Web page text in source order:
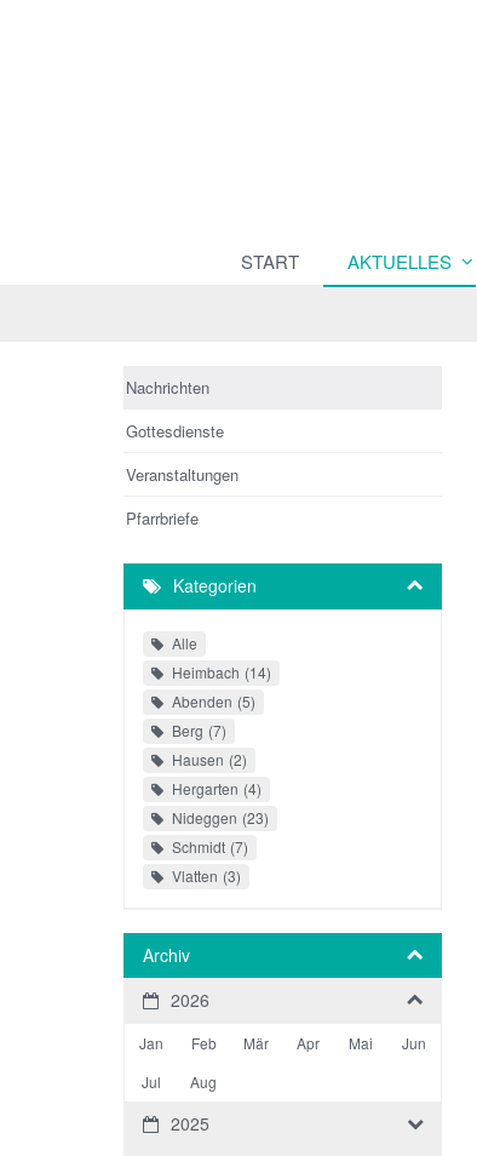
START AKTUELLES
Nachrichten
Gottesdienste
Veranstaltungen
Pfarrbriefe
Kategorien
Alle
Heimbach 14
Abenden 5
Berg 7
Hausen 2
Hergarten 4
Nideggen 23
Schmidt 7
Vlatten 3
Archiv
2026
Jan Feb Mär Apr Mai
Jun
Jul
Aug
2025